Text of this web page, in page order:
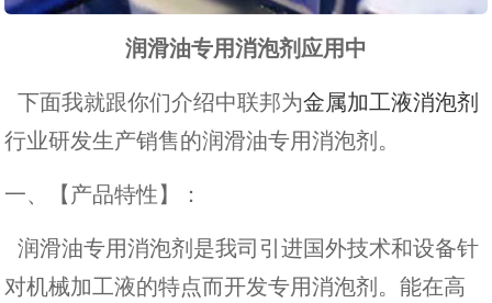
润滑油专用消泡剂应用中
下面我就跟你们介绍中联邦为金属加工液消泡剂
行业研发生产销售的润滑油专用消泡剂。
一、【产品特性】：
润滑油专用消泡剂是我司引进国外技术和设备针
对机械加工液的特点而开发专用消泡剂。能在高